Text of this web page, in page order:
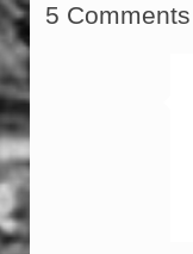
5 Comments